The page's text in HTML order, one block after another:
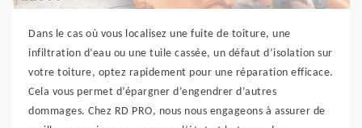
Dans le cas où vous localisez une fuite de toiture, une
infiltration d’eau ou une tuile cassée, un défaut d’isolation sur
votre toiture, optez rapidement pour une réparation efficace.
Cela vous permet d’épargner d’engendrer d’autres
dommages. Chez RD PRO, nous nous engageons à assurer de